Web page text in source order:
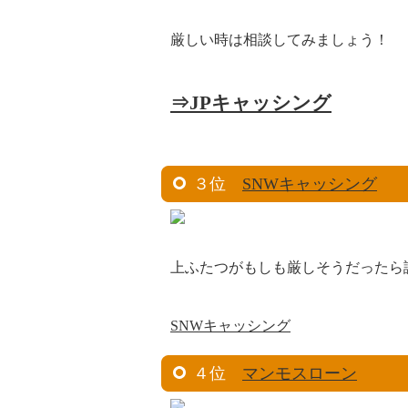
厳しい時は相談してみましょう！
⇒JPキャッシング
３位 SNWキャッシング
上ふたつがもしも厳しそうだった
SNWキャッシング
４位 マンモスローン